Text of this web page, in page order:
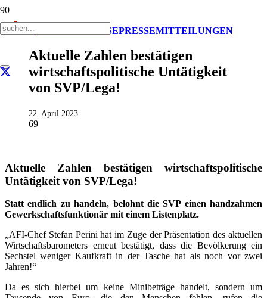
PRESSEPRESSEMITTEILUNGEN
Aktuelle Zahlen bestätigen
wirtschaftspolitische Untätigkeit
von SVP/Lega!
22. April 2023
69
Aktuelle Zahlen bestätigen wirtschaftspolitische
Untätigkeit von SVP/Lega!
Statt endlich zu handeln, belohnt die SVP einen handzahmen
Gewerkschaftsfunktionär mit einem Listenplatz.
„AFI-Chef Stefan Perini hat im Zuge der Präsentation des aktuellen
Wirtschaftsbarometers erneut bestätigt, dass die Bevölkerung ein
Sechstel weniger Kaufkraft in der Tasche hat als noch vor zwei
Jahren!“
Da es sich hierbei um keine Minibeträge handelt, sondern um